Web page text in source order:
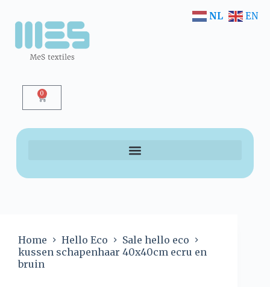
0
Home Hello Eco
Sale hello eco
kussen schapenhaar 40x40cm ecru en
bruin
NL EN